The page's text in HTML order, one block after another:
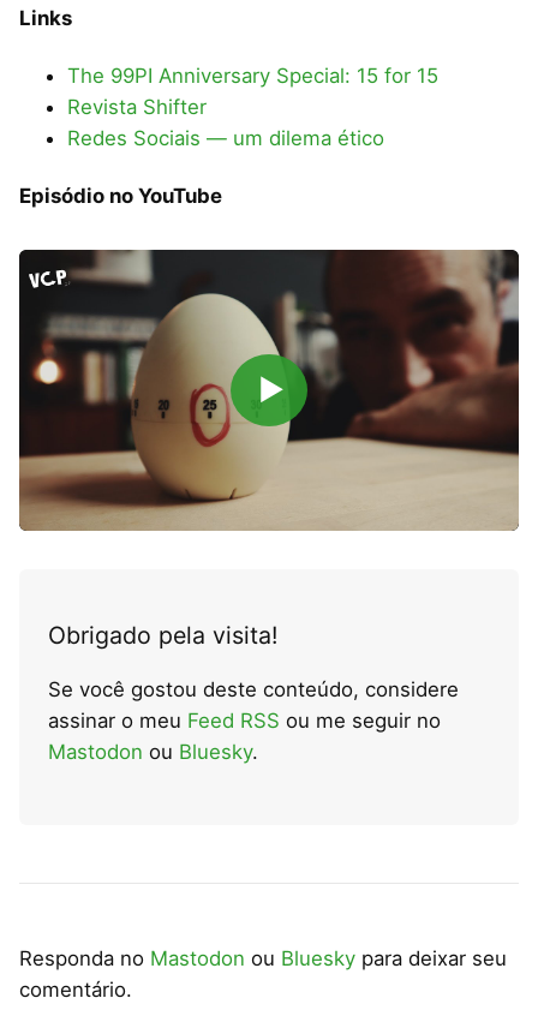
Links
The 99PI Anniversary Special: 15 for 15
Revista Shifter
Redes Sociais — um dilema ético
Episódio no YouTube
▶
Obrigado pela visita!
Se você gostou deste conteúdo, considere
assinar o meu Feed RSS ou me seguir no
Mastodon ou Bluesky.
Responda no Mastodon ou Bluesky para deixar seu
comentário.